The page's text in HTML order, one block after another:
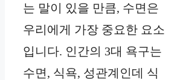
는 말이 있을 만큼, 수면은
우리에게 가장 중요한 요소
입니다. 인간의 3대 욕구는
수면, 식욕, 성관계인데 식